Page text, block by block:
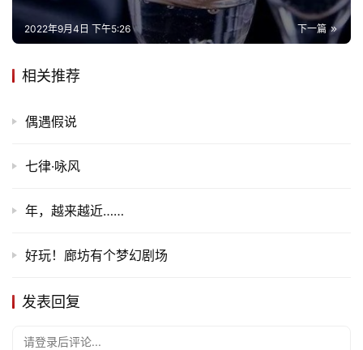
乐
题
更
下一篇
2022年9月4日 下午5:26
相关推荐
偶遇假说
七律·咏风
年，越来越近……
好玩！廊坊有个梦幻剧场
发表回复
请登录后评论...